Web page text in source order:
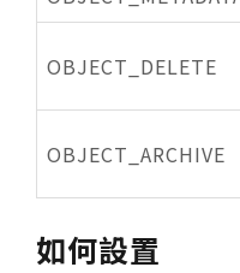
OBJECT_DELETE
OBJECT_ARCHIVE
如何設置